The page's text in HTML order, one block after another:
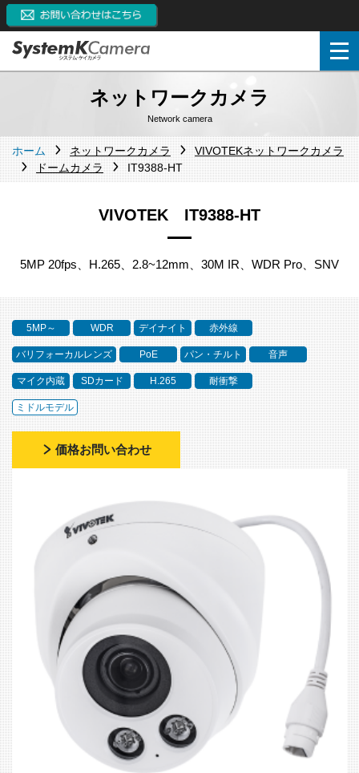
ネットワークカメラ
Network camera
ホーム ネットワークカメラ
VIVOTEKネットワークカメラ
ドームカメラ
IT9388-HT
VIVOTEK IT9388-HT
5MP 20fps、H.265、2.8~12mm、30M IR、WDR Pro、SNV
5MP～ WDR デイナイト 赤外線
バリフォーカルレンズ PoE パン・チルト 音声
マイク内蔵 SDカード H.265 耐衝撃
ミドルモデル
価格お問い合わせ